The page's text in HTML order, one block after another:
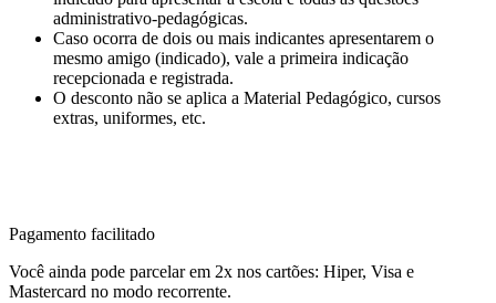
administrativo-pedagógicas.
Caso ocorra de dois ou mais indicantes apresentarem o
mesmo amigo (indicado), vale a primeira indicação
recepcionada e registrada.
O desconto não se aplica a Material Pedagógico, cursos
extras, uniformes, etc.
Pagamento facilitado
Você ainda pode parcelar em 2x nos cartões: Hiper, Visa e
Mastercard no modo recorrente.